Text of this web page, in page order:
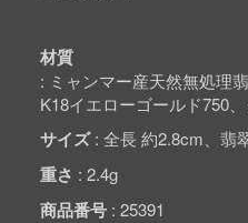
材質
ミャンマー産天然無処理
K18イエローゴールド750
サイズ 全長 約2.8cm、翡
重さ 2.4g
商品番号 25391